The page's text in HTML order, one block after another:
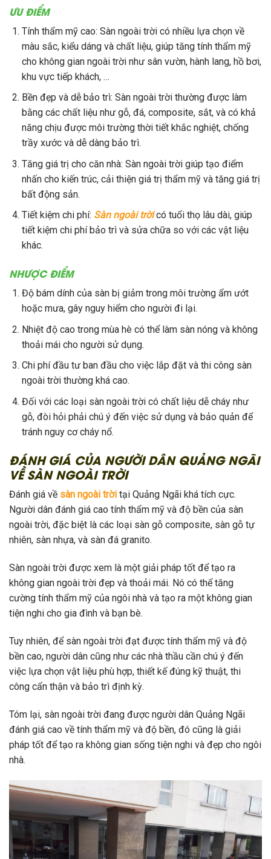
ƯU ĐIỂM
Tính thẩm mỹ cao: Sàn ngoài trời có nhiều lựa chọn về
màu sắc, kiểu dáng và chất liệu, giúp tăng tính thẩm mỹ
cho không gian ngoài trời như sân vườn, hành lang, hồ bơi,
khu vực tiếp khách, …
Bền đẹp và dễ bảo trì: Sàn ngoài trời thường được làm
bằng các chất liệu như gỗ, đá, composite, sắt, và có khả
năng chịu được môi trường thời tiết khắc nghiệt, chống
trầy xước và dễ dàng bảo trì.
Tăng giá trị cho căn nhà: Sàn ngoài trời giúp tạo điểm
nhấn cho kiến trúc, cải thiện giá trị thẩm mỹ và tăng giá trị
bất động sản.
Tiết kiệm chi phí: Sàn ngoài trờicó tuổi thọ lâu dài, giúp
tiết kiệm chi phí bảo trì và sửa chữa so với các vật liệu
khác.
NHƯỢC ĐIỂM
Độ bám dính của sàn bị giảm trong môi trường ẩm ướt
hoặc mưa, gây nguy hiểm cho người đi lại.
Nhiệt độ cao trong mùa hè có thể làm sàn nóng và không
thoải mái cho người sử dụng.
Chi phí đầu tư ban đầu cho việc lắp đặt và thi công sàn
ngoài trời thường khá cao.
Đối với các loại sàn ngoài trời có chất liệu dễ cháy như
gỗ, đòi hỏi phải chú ý đến việc sử dụng và bảo quản để
tránh nguy cơ cháy nổ.
ĐÁNH GIÁ CỦA NGƯỜI DÂN QUẢNG NGÃI
VỀ SÀN NGOÀI TRỜI
Đánh giá về sàn ngoài trời tại Quảng Ngãi khá tích cực.
Người dân đánh giá cao tính thẩm mỹ và độ bền của sàn
ngoài trời, đặc biệt là các loại sàn gỗ composite, sàn gỗ tự
nhiên, sàn nhựa, và sàn đá granito.
Sàn ngoài trời được xem là một giải pháp tốt để tạo ra
không gian ngoài trời đẹp và thoải mái. Nó có thể tăng
cường tính thẩm mỹ của ngôi nhà và tạo ra một không gian
tiện nghi cho gia đình và bạn bè.
Tuy nhiên, để sàn ngoài trời đạt được tính thẩm mỹ và độ
bền cao, người dân cũng như các nhà thầu cần chú ý đến
việc lựa chọn vật liệu phù hợp, thiết kế đúng kỹ thuật, thi
công cẩn thận và bảo trì định kỳ.
Tóm lại, sàn ngoài trời đang được người dân Quảng Ngãi
đánh giá cao về tính thẩm mỹ và độ bền, đó cũng là giải
pháp tốt để tạo ra không gian sống tiện nghi và đẹp cho ngôi
nhà.